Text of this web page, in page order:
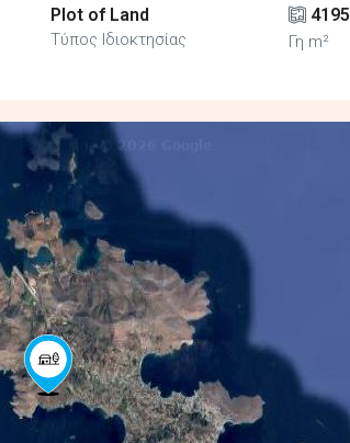
Plot of Land
Τύπος Ιδιοκτησίας
4195
Γη m²